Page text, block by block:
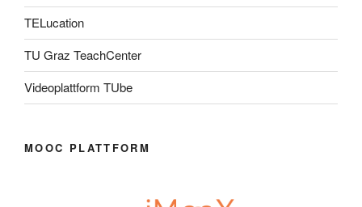
TELucation
TU Graz TeachCenter
Videoplattform TUbe
MOOC PLATTFORM